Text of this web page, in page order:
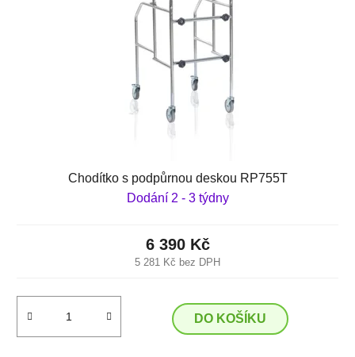
Chodítko s podpůrnou deskou RP755T
Dodání 2 - 3 týdny
5 281 Kč bez DPH
6 390 Kč
DO KOŠÍKU